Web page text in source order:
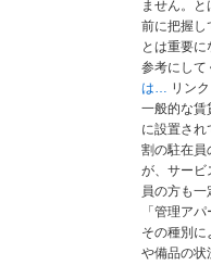
ません。
前に把握し
とは重要
参考にして
は… リンク
一般的な賃
に設置され
割の駐在員
が、サービ
員の方も
「管理ア
その種別
や備品の状